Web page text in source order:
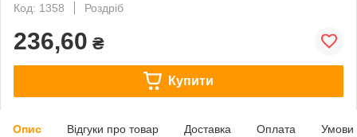
Код: 1358
Роздріб
236,60 ₴
Купити
Опис Відгуки про товар Доставка Оплата Умови